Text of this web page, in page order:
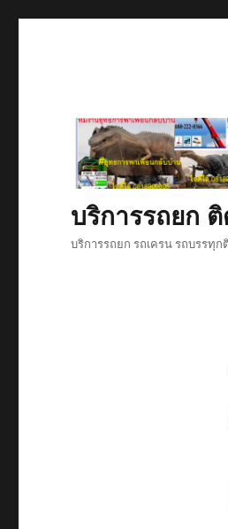
บริการรถยก
บริการรถยก รถเครน รถบรรทุก